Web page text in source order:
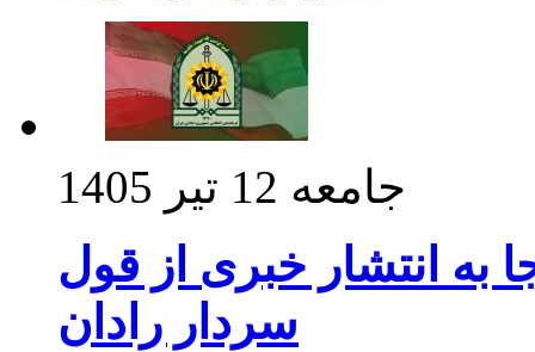
جامعه 12 تیر 1405
به انتشار خبری از قول
سردار رادان